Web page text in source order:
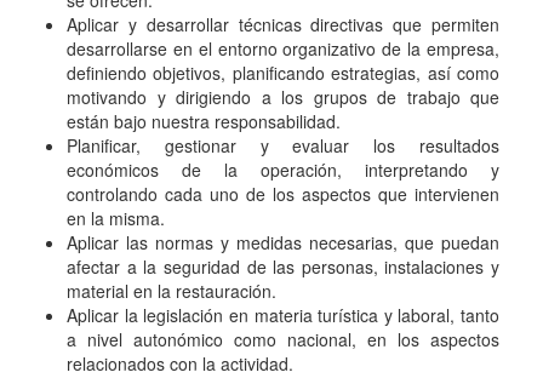
Aplicar y desarrollar técnicas directivas que permiten
desarrollarse en el entorno organizativo de la empresa,
definiendo objetivos, planificando estrategias, así como
motivando y dirigiendo a los grupos de trabajo que
están bajo nuestra responsabilidad.
Planificar, gestionar y evaluar los resultados
económicos de la operación, interpretando y
controlando cada uno de los aspectos que intervienen
en la misma.
Aplicar las normas y medidas necesarias, que puedan
afectar a la seguridad de las personas, instalaciones y
material en la restauración.
Aplicar la legislación en materia turística y laboral, tanto
a nivel autonómico como nacional, en los aspectos
relacionados con la actividad.